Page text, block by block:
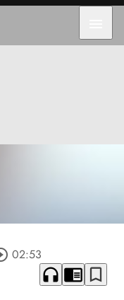
02:53
headphones chrome_reader_mode bookmark_border